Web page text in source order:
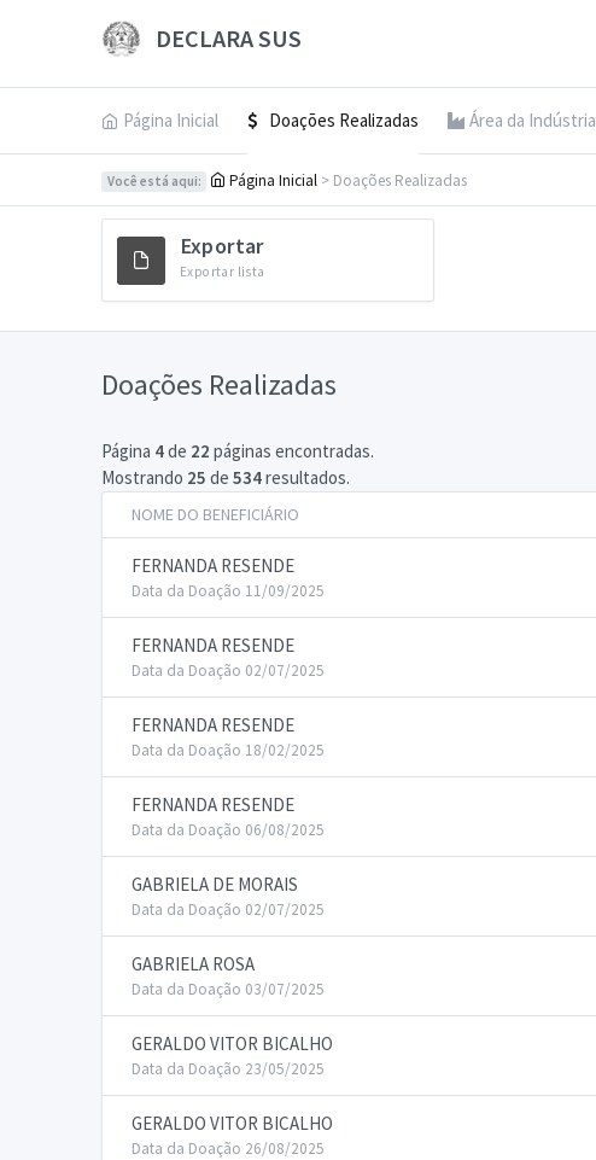
DECLARA SUS
Página Inicial Doações Realizadas Área da Indústria
Você está aqui: Página Inicial > Doações Realizadas
Exportar
Exportar lista
Doações Realizadas
Página 4de 22 páginas encontradas.
Mostrando 25 de 534resultados.
NOME DO BENEFICIÁRIO
FERNANDA RESENDE
Data da Doação 11/09/2025
FERNANDA RESENDE
Data da Doação 02/07/2025
FERNANDA RESENDE
Data da Doação 18/02/2025
FERNANDA RESENDE
Data da Doação 06/08/2025
GABRIELA DE MORAIS
Data da Doação 02/07/2025
GABRIELA ROSA
Data da Doação 03/07/2025
GERALDO VITOR BICALHO
Data da Doação 23/05/2025
GERALDO VITOR BICALHO
Data da Doação 26/08/2025